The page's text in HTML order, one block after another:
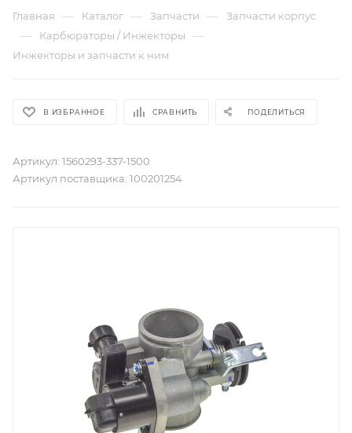
Главная — Каталог — Запчасти — Запчасти корпус
— Карбюраторы / Инжекторы —
Инжекторы и запчасти к ним
В ИЗБРАННОЕ СРАВНИТЬ ПОДЕЛИТЬСЯ
Артикул: 1560293-337-1500
Артикул поставщика: 100201254